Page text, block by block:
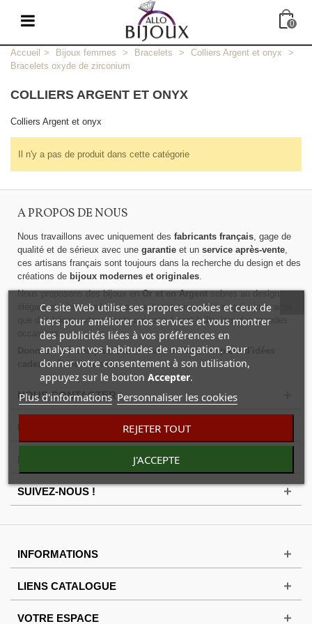
0
Accueil > Bijoux femmes > Bracelets > Colliers Argent et onyx
>
Bracelets oxyde de zirconium
COLLIERS ARGENT ET ONYX
Colliers Argent et onyx
Il n'y a pas de produit dans cette catégorie
A PROPOS DE NOUS
Nous travaillons avec uniquement des fabricants français , gage de
qualité et de sérieux avec une garantie et un service après-vente
ces artisans français sont toujours dans la recherche du design et des
créations de bijoux modernes et originales
Nous proposons des bijoux enOr et en Argentsobres au design
élégant et intemporel qui vous accompagneront jour après jour, ainsi
que des bijoux extravagants qui vous feront briller lors des grandes
occasions.
Donnez vie à vos plus beaux rêves ou faites le plein d'idées
cadeaux éblouissantes.
NOUS CONTACTER
FACEBOOK
NEWSLETTER
SUIVEZ-NOUS !
Ce site Web utilise ses propres cookies et ceux de
tiers pour améliorer nos services et vous montrer
des publicités liées à vos préférences en
analysant vos habitudes de navigation. Pour
donner votre consentement à son utilisation,
appuyez sur le bouton Accepter.
Plus d'informations Personnaliser les cookies
REJETER TOUT
J'ACCEPTE
INFORMATIONS
LIENS CATALOGUE
VOTRE ESPACE